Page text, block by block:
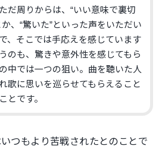
だ周りからは、“いい意味で裏切
か、“驚いた”といった声をいただい
、そこでは手応えを感じています
のも、驚きや意外性を感じてもら
中では一つの狙い。曲を聴いた人
歌に思いを巡らせてもらえること
とです。
つもより苦戦されたとのことで